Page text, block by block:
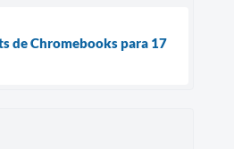
de Chromebooks para 17